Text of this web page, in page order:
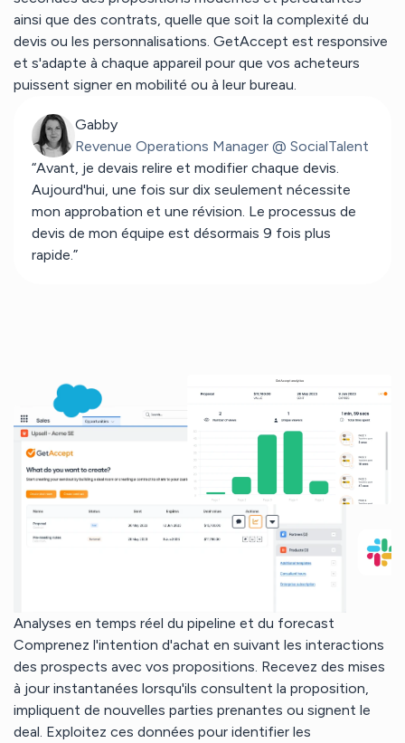
ainsi que des contrats, quelle que soit la complexité du
devis ou les personnalisations. GetAccept est responsive
et s'adapte à chaque appareil pour que vos acheteurs
puissent signer en mobilité ou à leur bureau.
Gabby
Revenue Operations Manager @ SocialTalent
“Avant, je devais relire et modifier chaque devis.
Aujourd'hui, une fois sur dix seulement nécessite
mon approbation et une révision. Le processus de
devis de mon équipe est désormais 9 fois plus
rapide.”
Analyses en temps réel du pipeline et du forecast
Comprenez l'intention d'achat en suivant les interactions
des prospects avec vos propositions. Recevez des mises
à jour instantanées lorsqu'ils consultent la proposition,
impliquent de nouvelles parties prenantes ou signent le
deal. Exploitez ces données pour identifier les